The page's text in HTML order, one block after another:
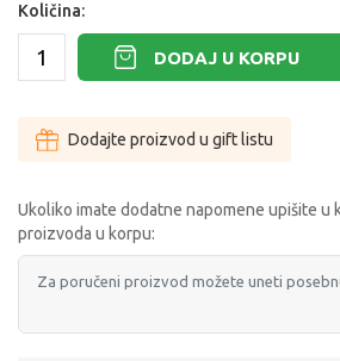
Količina:
DODAJ U KORPU
Dodajte proizvod u gift listu
Ukoliko imate dodatne napomene upišite u
proizvoda u korpu: